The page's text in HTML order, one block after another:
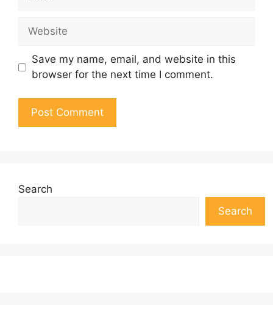
Website
Save my name, email, and website in this
browser for the next time I comment.
Search
Search